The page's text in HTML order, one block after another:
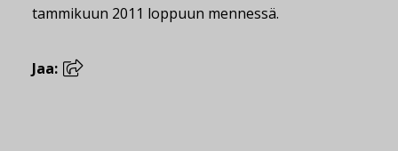
tammikuun 2011 loppuun mennessä.
Jaa: